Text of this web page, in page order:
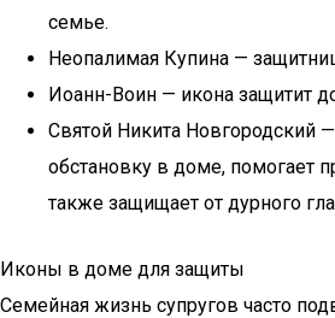
семье.
Неопалимая Купина —
Иоанн-Воин — икона защитит
Святой Никита Новгородский
обстановку в доме, помогает
также защищает от дурного
Иконы в доме для защиты
Семейная жизнь супругов часто